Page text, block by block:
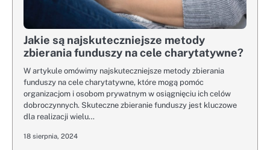
Jakie są najskuteczniejsze metody
zbierania funduszy na cele charytatywne?
W artykule omówimy najskuteczniejsze metody zbierania
funduszy na cele charytatywne, które mogą pomóc
organizacjom i osobom prywatnym w osiągnięciu ich celów
dobroczynnych. Skuteczne zbieranie funduszy jest kluczowe
dla realizacji wielu…
18 sierpnia, 2024